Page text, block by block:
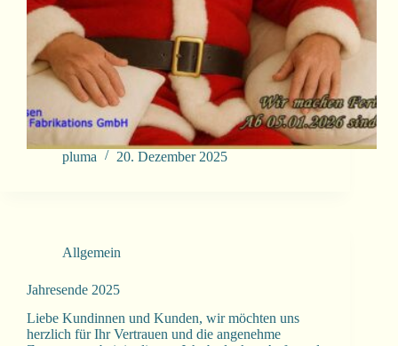
pluma 20. Dezember 2025
Allgemein
Jahresende 2025
Liebe Kundinnen und Kunden, wir möchten uns
herzlich für Ihr Vertrauen und die angenehme